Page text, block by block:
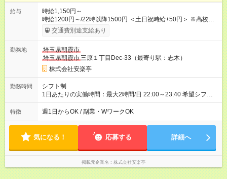
給与
時給1,150円～
時給1200円～/22時以降1500円 ＜土日祝時給+50円＞ ※高校生
時給1150円 【試用期間】試用期間あり 試用期間の長さ：12ヶ
月 雇用形態、給与は本採用時と同じです。 ※最大12ヶ月の間
交通費別途支給あり
勤務地
埼玉県朝霞市
埼玉県朝霞市三原１丁目Dec-33（最寄り駅：志木）
株式会社安楽亭
勤務時間
シフト制
1日あたりの実働時間：最大2時間/日 22:00～23:40 希望シフト
制！ 週1日～・1日3時間～OK！ ※18歳未満・高校生は21:30ま
での勤務 ＊短時間OK！学業と両立◎ ＊週4日以上のしっかり勤
暇の予定に合わせてのシフト相談も可能！
特徴 週1日からOK / 副業・WワークOK
気になる！ 応募する 詳細へ
掲載元企業名 株式会社安楽亭